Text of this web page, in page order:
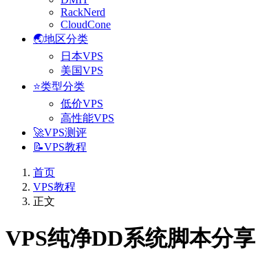
RackNerd
CloudCone
🌏地区分类
日本VPS
美国VPS
⭐类型分类
低价VPS
高性能VPS
🚀VPS测评
📝VPS教程
首页
VPS教程
正文
VPS纯净DD系统脚本分享